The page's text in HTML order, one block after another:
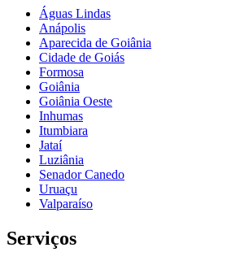
Águas Lindas
Anápolis
Aparecida de Goiânia
Cidade de Goiás
Formosa
Goiânia
Goiânia Oeste
Inhumas
Itumbiara
Jataí
Luziânia
Senador Canedo
Uruaçu
Valparaíso
Serviços